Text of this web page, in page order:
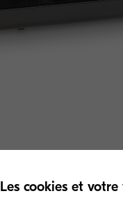
Les cookies et